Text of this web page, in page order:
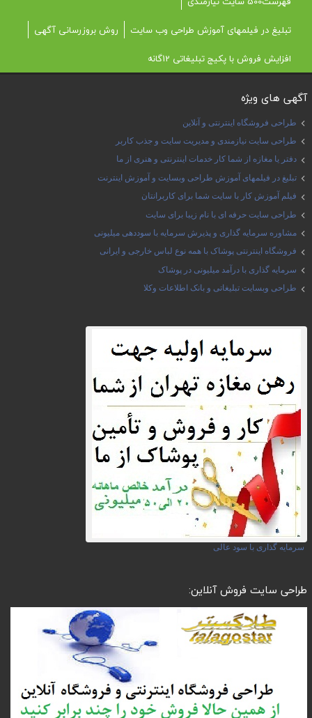
تبلیغ در فیلمهای آموزش طراحی وب سایت
روش بروزرسانی آگهی
افزایش فروش با پکیج تبلیغاتی 12گانه
آگهی های ویژه
طراحی فروشگاه اینترنتی و آنلاین
طراحی سایت نیازمندی و مدیریت سایت و جذب کاربر
دفتر یا مغازه از شما کار خدمات اینترنتی و هنری از ما
تبلیغ در فیلمهای آموزش طراحی وبسایت و آموزش اینترنت
فیلم آموزش کار با سایت شما برای کاربرانتان
طراحی سایت حرفه ای با نام زیبا برای سایت
مشاوره سرمایه گذاری و پذیرش سرمایه با سوددهی میلیونی
فروشگاه اینترنتی پوشاک با همه نوع لباس خارجی و ایرانی
سرمایه گذاری با درآمد میلیونی در پوشاک
طراحی وبسایت تبلیغاتی و بانک اطلاعات وکلا
سرمایه گذاری با سود عالی
طراحی سایت فروش آنلاین: